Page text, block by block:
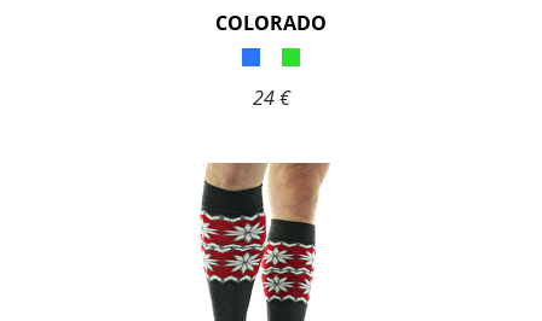
COLORADO
24 €